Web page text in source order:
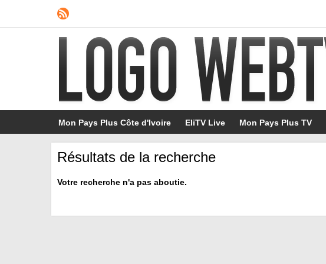
Mon Pays Plus Côte d'Ivoire EliTV Live Mon Pays Plus TV
Résultats de la recherche
Votre recherche n'a pas aboutie.